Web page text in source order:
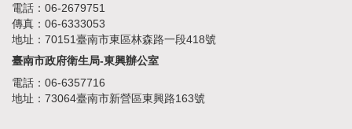
電話：06-2679751
傳真：06-6333053
地址：70151臺南市東區林森路一段418號
臺南市政府衛生局-東興辦公室
電話：06-6357716
地址：73064臺南市新營區東興路163號